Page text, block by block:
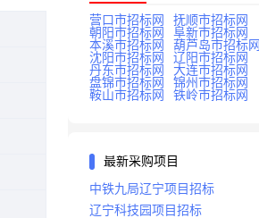
营口市招标网
抚顺市招标网
朝阳市招标网
阜新市招标网
本溪市招标网
葫芦岛市招标网
沈阳市招标网
辽阳市招标网
丹东市招标网
大连市招标网
盘锦市招标网
锦州市招标网
鞍山市招标网
铁岭市招标网
最新采购项目
中铁九局辽宁项目招标
辽宁科技园项目招标